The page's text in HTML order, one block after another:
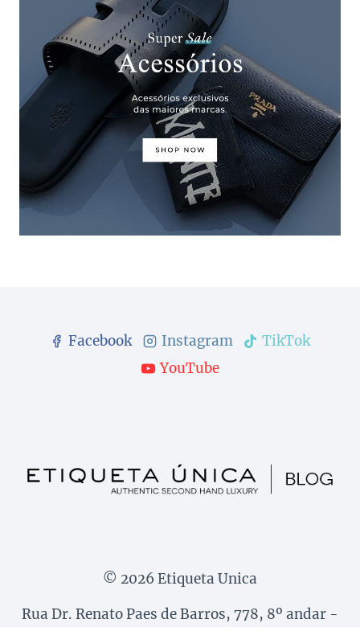
Facebook Instagram
TikTok
YouTube
© 2026 Etiqueta Unica
Rua Dr. Renato Paes de Barros, 778, 8º andar -